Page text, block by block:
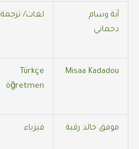
آية وسام
دحماني
لغات/ ترجمة
Misaa Kadadou
Türkçe
öğretmen
موفق خالد رقية فيزياء